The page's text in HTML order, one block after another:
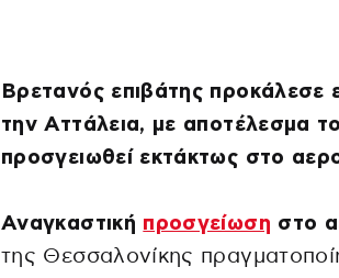
Βρετανός επιβάτης προκάλεσε
την Αττάλεια, με αποτέλεσμα
προσγειωθεί εκτάκτως στο
Αναγκαστική προσγείωση στο
της Θεσσαλονίκης